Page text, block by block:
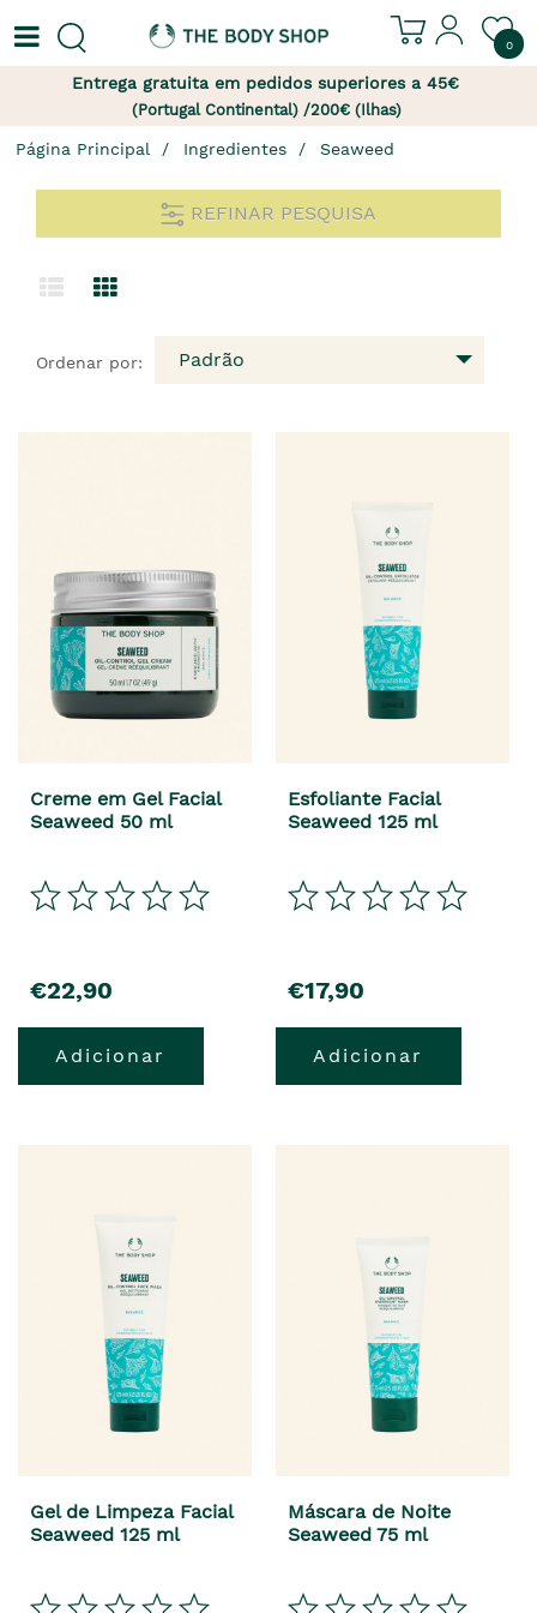
0
Entrega gratuita em pedidos superiores a 45€
(Portugal Continental) /200€ (Ilhas)
Página Principal Ingredientes Seaweed
REFINAR PESQUISA
Ordenar por: Padrão
Creme em Gel Facial
Seaweed 50 ml
precio
€22,90
Adicionar
Esfoliante Facial
Seaweed 125 ml
precio
€17,90
Adicionar
Gel de Limpeza Facial
Seaweed 125 ml
Máscara de Noite
Seaweed 75 ml